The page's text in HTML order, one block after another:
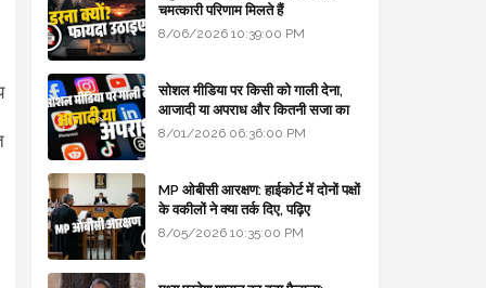
चमत्कारी परिणाम मिलते हैं
8/06/2026 10:39:00 PM
सोशल मीडिया पर किसी को गाली देना,
आजादी या अपराध और कितनी सजा का
प्रावधान - free legal advice
8/01/2026 06:36:00 PM
MP ओबीसी आरक्षण: हाईकोर्ट में दोनों पक्षों
के वकीलों ने क्या तर्क दिए, पढ़िए
8/05/2026 10:35:00 PM